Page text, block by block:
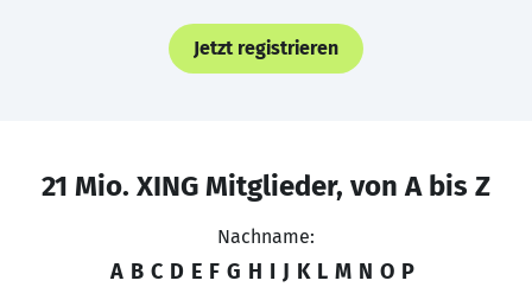
Jetzt registrieren
21 Mio. XING Mitglieder, von A bis Z
Nachname:
A B C D E F G H I J K L M N O P